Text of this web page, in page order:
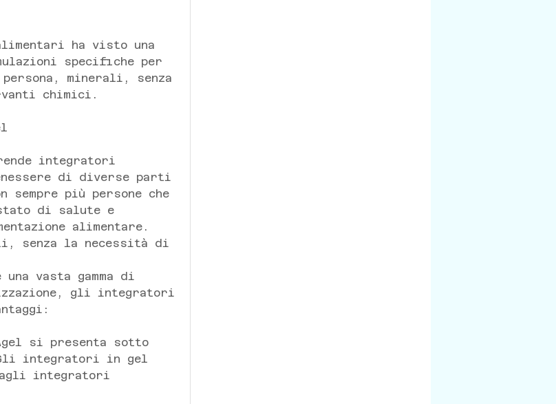
specifiche per
minerali, senza
chimici.
integratori
di diverse parti
più persone che
di salute e
alimentare.
senza la necessità di
vasta gamma di
gli integratori
si presenta sotto
integratori in gel
integratori